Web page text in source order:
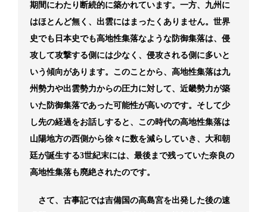
期間にわたり断続的に築かれています。一方、九州に
はほとんど無く、出雲にはまったくありません。世界
史でも日本史でも高地性集落なような防御集落は、侵
攻して攻撃する側には少なく、侵攻される側に多いと
いう傾向があります。このことから、高地性集落は九
州勢力や出雲勢力からの圧力に対して、近畿勢力が築
いた防御集落であった可能性が高いのです。そして少
し先の経過をお話しすると、この時代の高地性集落は
山陽地方の西側から徐々に数を減らしていき、大和朝
廷が誕生する3世紀末には、最後まで残っていた奈良の
高地性集落も廃絶されたのです。
さて、古事記では吉備国の高島宮を出発した後の速